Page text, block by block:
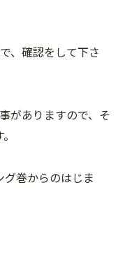
、確認をして下さ
がありますので、そ
巻からのはじま